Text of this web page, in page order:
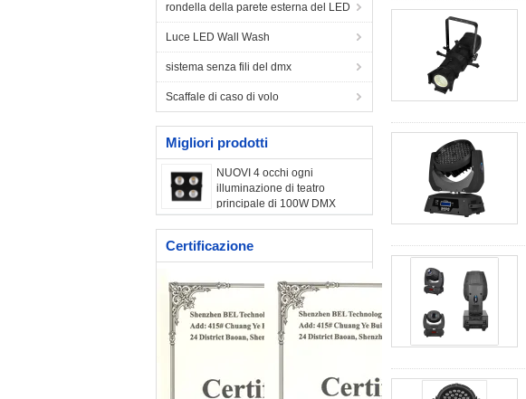
rondella della parete esterna del LED
Luce LED Wall Wash
sistema senza fili del dmx
Scaffale di caso di volo
Migliori prodotti
NUOVI 4 occhi ogni
illuminazione di teatro
principale di 100W DMX
50000 ore della durata 100° di
Certificazione